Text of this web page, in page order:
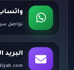
تواصل
البريد